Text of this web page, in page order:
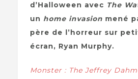
d’Halloween avec The
un home invasion mené
père de l’horreur sur
écran, Ryan Murphy.
Monster : The Jeffrey